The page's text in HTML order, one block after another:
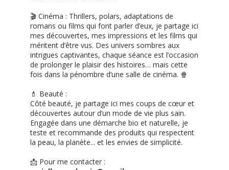
🎬 Cinéma : Thrillers, polars, adaptations de
romans ou films qui font parler d’eux, je partage ici
mes découvertes, mes impressions et les films qui
méritent d’être vus. Des univers sombres aux
intrigues captivantes, chaque séance est l’occasion
de prolonger le plaisir des histoires… mais cette
fois dans la pénombre d’une salle de cinéma. 🍿
💄 Beauté :
Côté beauté, je partage ici mes coups de cœur et
découvertes autour d’un mode de vie plus sain.
Engagée dans une démarche bio et naturelle, je
teste et recommande des produits qui respectent
la peau, la planète... et les envies de simplicité.
📩 Pour me contacter :